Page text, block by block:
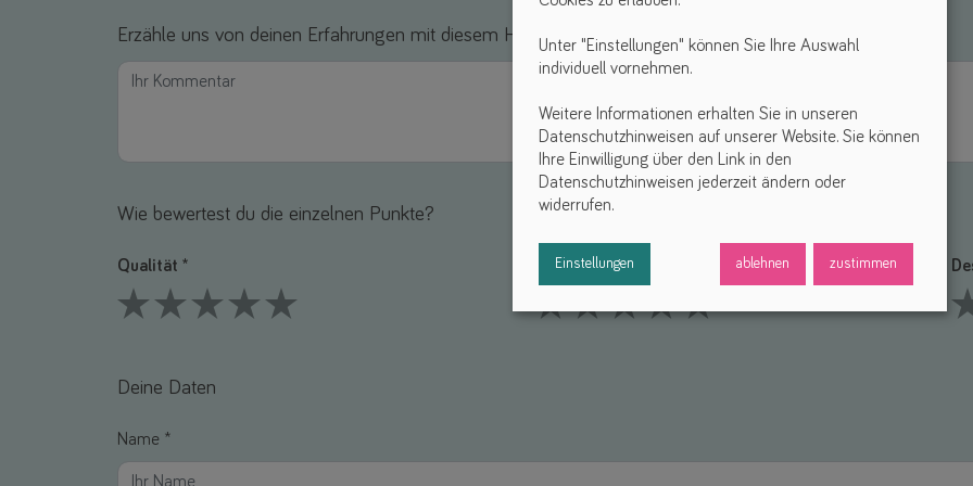
Erzähle uns von deinen Erfahrungen mit diesem Hilfsmittel *
Wie bewertest du die einzelnen Punkte?
Qualität * Funktionalität *
Deine Daten
Name *
Unter "Einstellungen" können Sie Ihre Auswahl
individuell vornehmen.
Weitere Informationen erhalten Sie in unseren
Datenschutzhinweisen auf unserer Website. Sie können
Ihre Einwilligung über den Link in den
Datenschutzhinweisen jederzeit ändern oder
widerrufen.
Einstellungen ablehnen zustimmen